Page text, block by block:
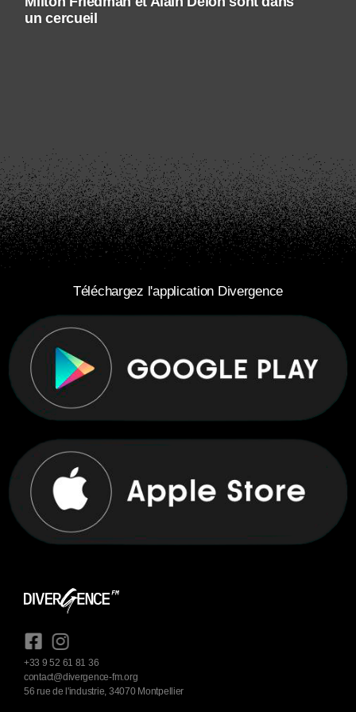
un cercueil
Téléchargez l'application Divergence
+33 9 52 61 81 36
contact@divergence-fm.org
56 rue de l'industrie, 34070 Montpellier